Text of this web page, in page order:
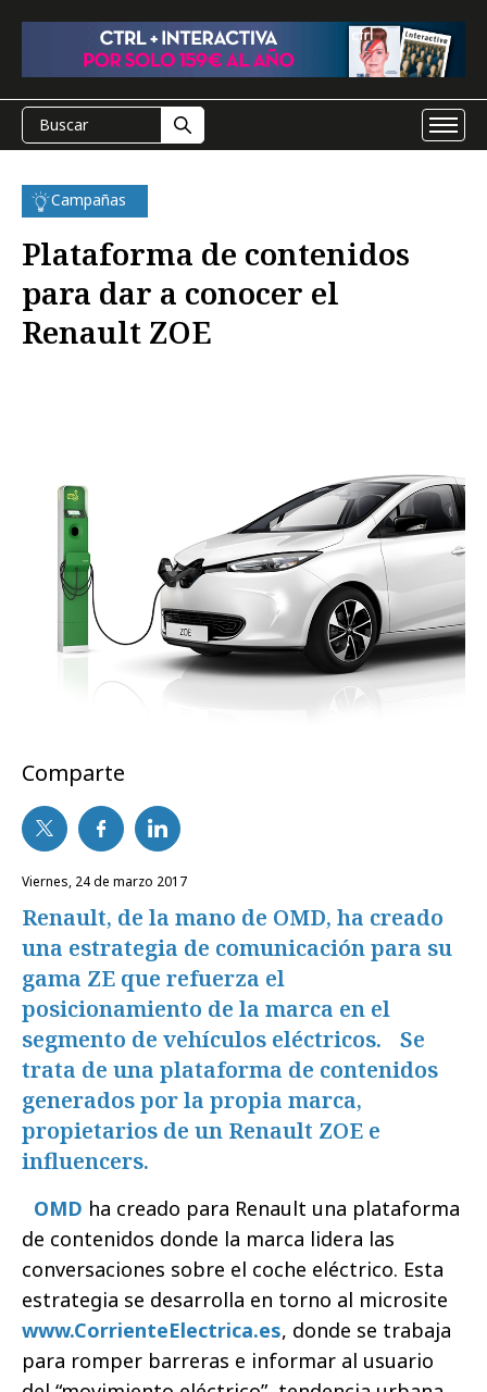
Campañas
Plataforma de contenidos
para dar a conocer el
Renault ZOE
Comparte
viernes, 24 de marzo 2017
Renault, de la mano de OMD, ha creado
una estrategia de comunicación para su
gama ZE que refuerza el
posicionamiento de la marca en el
segmento de vehículos eléctricos. Se
trata de una plataforma de contenidos
generados por la propia marca,
propietarios de un Renault ZOE e
influencers.
OMD ha creado para Renault una plataforma
de contenidos donde la marca lidera las
conversaciones sobre el coche eléctrico. Esta
estrategia se desarrolla en torno al microsite
www.CorrienteElectrica.es, donde se trabaja
para romper barreras e informar al usuario